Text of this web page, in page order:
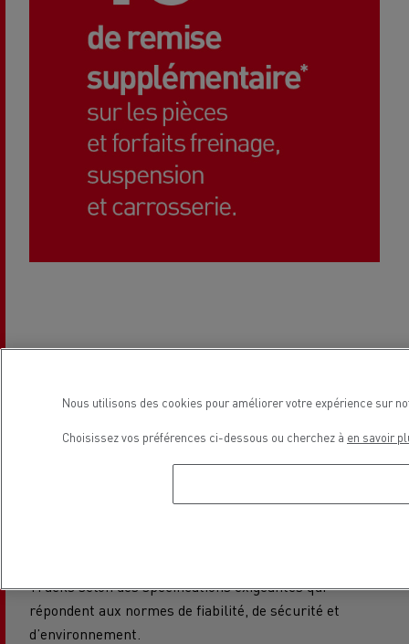
Trucks qui fonctionnent en parfaite harmonie les unes
avec les autres, et préservent l’intégrité de votre
Trucks selon des spécifications exigeantes qui
répondent aux normes de fiabilité, de sécurité et
d’environnement.
Nous utilisons des cookies pour améliorer votre expérience sur
Choisissez vos préférences ci-dessous ou cherchez à en savoir